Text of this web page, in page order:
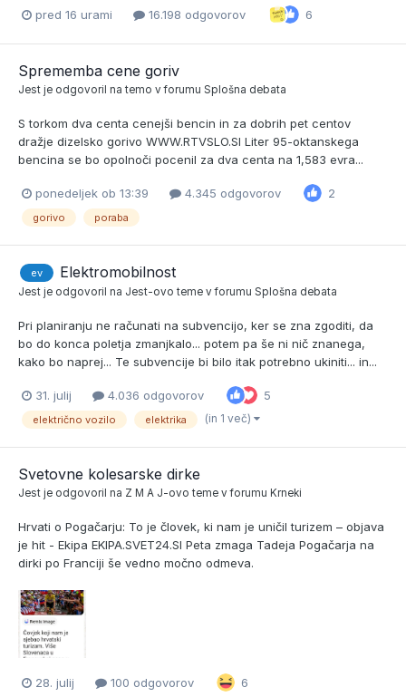
pred 16 urami 16.198 odgovorov 6
Sprememba cene goriv
Jest je odgovoril na temo v forumu Splošna debata
S torkom dva centa cenejši bencin in za dobrih pet centov
dražje dizelsko gorivo WWW.RTVSLO.SI Liter 95-oktanskega
bencina se bo opolnoči pocenil za dva centa na 1,583 evra...
ponedeljek ob 13:39 4.345 odgovorov 2
gorivo poraba
ev Elektromobilnost
Jest je odgovoril na Jest-ovo teme v forumu Splošna debata
Pri planiranju ne računati na subvencijo, ker se zna zgoditi, da
bo do konca poletja zmanjkalo... potem pa še ni nič znanega,
kako bo naprej... Te subvencije bi bilo itak potrebno ukiniti... in...
31. julij 4.036 odgovorov 5
električno vozilo elektrika (in 1 več)
Svetovne kolesarske dirke
Jest je odgovoril na Z M A J-ovo teme v forumu Krneki
Hrvati o Pogačarju: To je človek, ki nam je uničil turizem – objava
je hit - Ekipa EKIPA.SVET24.SI Peta zmaga Tadeja Pogačarja na
dirki po Franciji še vedno močno odmeva.
28. julij 100 odgovorov 6